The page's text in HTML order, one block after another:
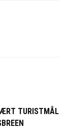
TURISTMÅL